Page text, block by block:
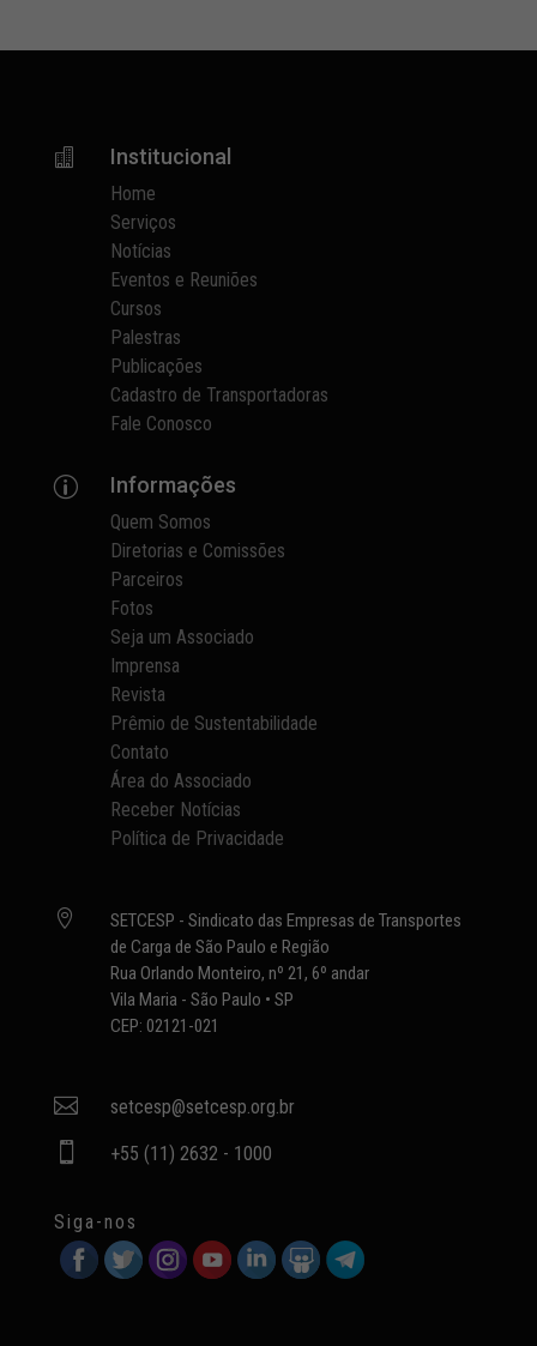
 Institucional
Home
Serviços
Notícias
Eventos e Reuniões
Cursos
Palestras
Publicações
Cadastro de Transportadoras
Fale Conosco
p Informações
Quem Somos
Diretorias e Comissões
Parceiros
Fotos
Seja um Associado
Imprensa
Revista
Prêmio de Sustentabilidade
Contato
Área do Associado
Receber Notícias
Política de Privacidade

SETCESP - Sindicato das Empresas de Transportes
de Carga de São Paulo e Região
Rua Orlando Monteiro, nº 21, 6º andar
Vila Maria - São Paulo • SP
CEP: 02121-021
 setcesp@setcesp.org.br
 +55 (11) 2632 - 1000
Siga-nos